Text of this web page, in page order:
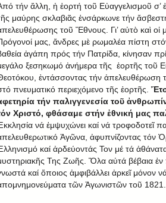
τήν ἄλλη, ἡ ἑορτή τοῦ Εὐαγγελισμοῦ σ’
μαύρης σκλαβιᾶς ἐνσάρκωνε τήν
τοῦ Ἔθνους. Γι’ αὐτὸ καὶ οἱ
μας, ἄνδρες μὲ ρωμαλέα πίστη
ἀγάπη πρός τήν Πατρίδα, κίνησαν
ξεσηκωμό ἀνήμερα τῆς ἑορτῆς τοῦ
ἐντάσσοντας τήν ἀπελευθέρωση
πνευματικό περιεχόμενο τῆς ἑορτῆς.
τήν παλιγγενεσία τοῦ
Χριστό, φθάσαμε στήν ἐθνική μας
νά ἐμψυχώνει καί νά τροφοδοτεῖ
Ἀγῶνα, ἀφυπνίζοντας τόν
καί ἀρδεύοντάς Τον μέ τά
Της Ζωῆς. Ὅλα αὐτά βέβαια ἐν
καί ὅποιος ἀμφιβάλλει ἀρκεῖ μόνον
τῶν Ἀγωνιστῶν τοῦ 1821.